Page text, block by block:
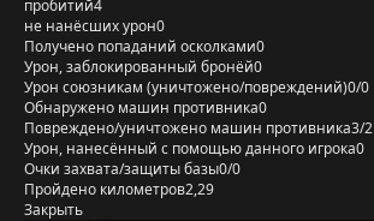
пробитий4
не нанёсших урон0
Получено попаданий осколками0
Урон, заблокированный бронёй0
Урон союзникам (уничтожено/повреждений)0/0
Обнаружено машин противника0
Повреждено/уничтожено машин противника3/2
Урон, нанесённый с помощью данного игрока0
Очки захвата/защиты базы0/0
Пройдено километров2,29
Закрыть